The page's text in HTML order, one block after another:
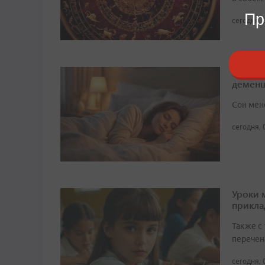
сегодня,
Сон
сегодня,
Уроки
Также с
сегодня,